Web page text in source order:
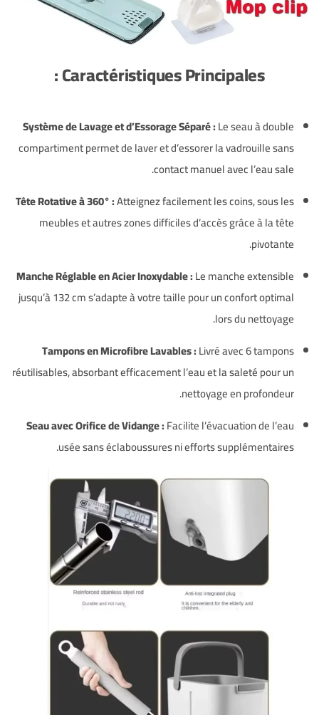
Caractéristiques Principales :
Système de Lavage et d’Essorage Séparé :Le seau à double
compartiment permet de laver et d’essorer la vadrouille sans
contact manuel avec l’eau sale.
Tête Rotative à 360° :Atteignez facilement les coins, sous les
meubles et autres zones difficiles d’accès grâce à la tête
pivotante.
Manche Réglable en Acier Inoxydable :Le manche extensible
jusqu’à 132 cm s’adapte à votre taille pour un confort optimal
lors du nettoyage.
Tampons en Microfibre Lavables :Livré avec 6 tampons
réutilisables, absorbant efficacement l’eau et la saleté pour un
nettoyage en profondeur.
Seau avec Orifice de Vidange :Facilite l’évacuation de l’eau
usée sans éclaboussures ni efforts supplémentaires.